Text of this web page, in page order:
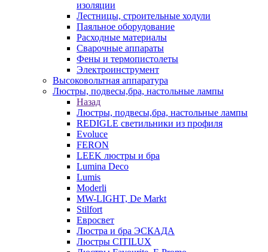
изоляции
Лестницы, строительные ходули
Паяльное оборудование
Расходные материалы
Сварочные аппараты
Фены и термопистолеты
Электроинструмент
Высоковольтная аппаратура
Люстры, подвесы,бра, настольные лампы
Назад
Люстры, подвесы,бра, настольные лампы
REDIGLE светильники из профиля
Evoluce
FERON
LEEK люстры и бра
Lumina Deco
Lumis
Moderli
MW-LIGHT, De Markt
Stilfort
Евросвет
Люстра и бра ЭСКАДА
Люстры CITILUX